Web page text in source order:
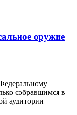
оружие
собравшимся в
аудитории